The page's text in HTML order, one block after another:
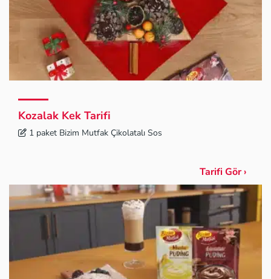
Kozalak Kek Tarifi
1 paket Bizim Mutfak Çikolatalı Sos
Tarifi Gör ›